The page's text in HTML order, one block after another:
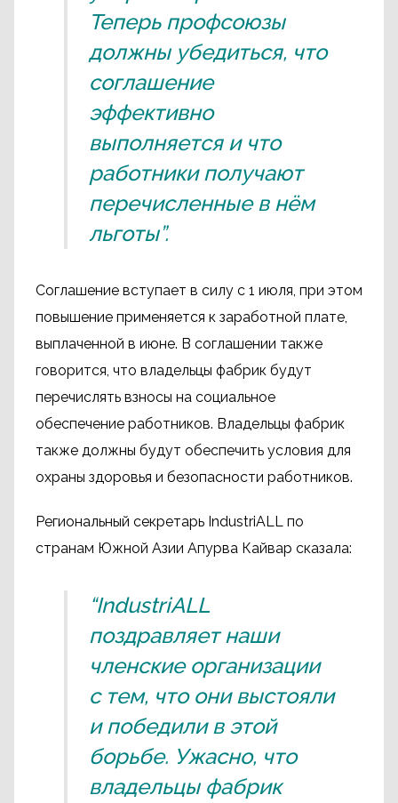
Теперь профсоюзы
должны убедиться, что
соглашение
эффективно
выполняется и что
работники получают
перечисленные в нём
льготы”.
Соглашение вступает в силу с 1 июля, при этом
повышение применяется к заработной плате,
выплаченной в июне. В соглашении также
говорится, что владельцы фабрик будут
перечислять взносы на социальное
обеспечение работников. Владельцы фабрик
также должны будут обеспечить условия для
охраны здоровья и безопасности работников.
Региональный секретарь IndustriALL по
странам Южной Азии Апурва Кайвар сказала:
“IndustriALL
поздравляет наши
членские организации
с тем, что они выстояли
и победили в этой
борьбе. Ужасно, что
владельцы фабрик